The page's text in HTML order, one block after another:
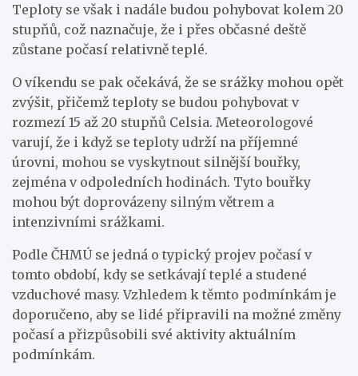
Teploty se však i nadále budou pohybovat kolem 20
stupňů, což naznačuje, že i přes občasné deště
zůstane počasí relativně teplé.
O víkendu se pak očekává, že se srážky mohou opět
zvýšit, přičemž teploty se budou pohybovat v
rozmezí 15 až 20 stupňů Celsia. Meteorologové
varují, že i když se teploty udrží na příjemné
úrovni, mohou se vyskytnout silnější bouřky,
zejména v odpoledních hodinách. Tyto bouřky
mohou být doprovázeny silným větrem a
intenzivními srážkami.
Podle ČHMÚ se jedná o typický projev počasí v
tomto období, kdy se setkávají teplé a studené
vzduchové masy. Vzhledem k těmto podmínkám je
doporučeno, aby se lidé připravili na možné změny
počasí a přizpůsobili své aktivity aktuálním
podmínkám.